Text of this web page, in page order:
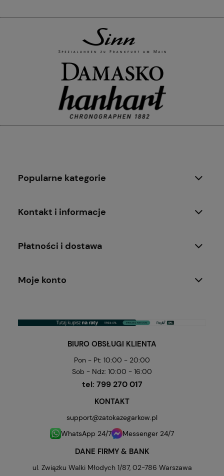
Popularne kategorie
Kontakt i informacje
Płatności i dostawa
Moje konto
BIURO OBSŁUGI KLIENTA
Pon - Pt: 10:00 - 20:00
Sob - Ndz: 10:00 - 16:00
tel: 799 270 017
KONTAKT
support@zatokazegarkow.pl
WhatsApp 24/7
Messenger 24/7
DANE FIRMY & BANK
ul. Związku Walki Młodych 1/87, 02-786 Warszawa